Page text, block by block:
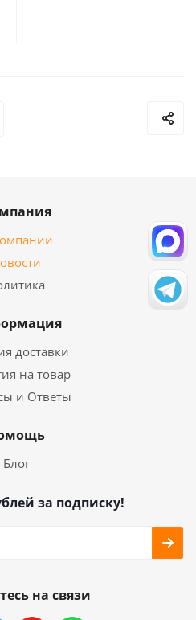
доставки
на товар
и Ответы
Блог
за подписку!
на связи